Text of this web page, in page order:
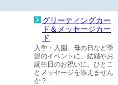
グリーティングカー
ド＆メッセージカー
ド
入学・入園、母の日など季
節のイベントに。結婚やお
誕生日のお祝いに。ひとこ
とメッセージを添えません
か？